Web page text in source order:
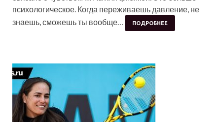
психологическое. Когда переживаешь давление, не
знаешь, сможешь ты вообще…
ПОДРОБНЕЕ